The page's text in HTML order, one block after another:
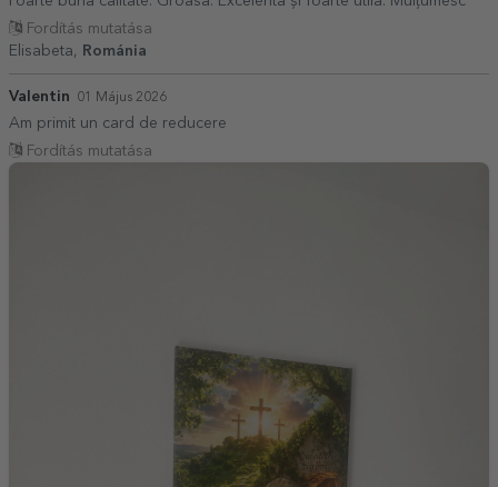
Fordítás mutatása
Elisabeta,
Románia
Valentin 01 Május 2026
Am primit un card de reducere
Fordítás mutatása